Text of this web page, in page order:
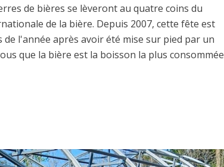
de bières se lèveront au quatre coins du
de la bière. Depuis 2007, cette fête est
l'année après avoir été mise sur pied par un
que la bière est la boisson la plus consommée